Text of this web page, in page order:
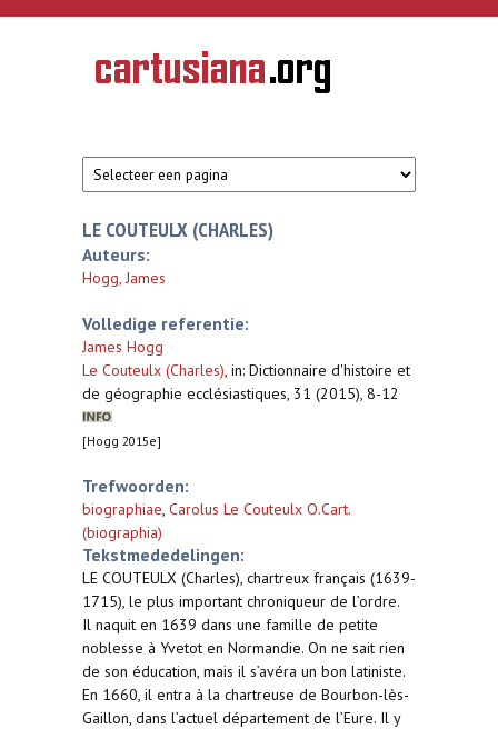
Overslaan en naar de inhoud gaan
CARTUSIANA
Geschiedenis
van de
LE COUTEULX (CHARLES)
Auteurs:
Hogg, James
Volledige referentie:
James Hogg
Le Couteulx (Charles), in: Dictionnaire d'histoire et
de géographie ecclésiastiques, 31 (2015), 8-12
[Hogg 2015e]
Trefwoorden:
biographiae, Carolus Le Couteulx O.Cart.
(biographia)
Tekstmededelingen:
LE COUTEULX (Charles), chartreux français (1639-
1715), le plus important chroniqueur de l’ordre.
Il naquit en 1639 dans une famille de petite
noblesse à Yvetot en Normandie. On ne sait rien
de son éducation, mais il s’avéra un bon latiniste.
En 1660, il entra à la chartreuse de Bourbon-lès-
Gaillon, dans l’actuel département de l’Eure. Il y